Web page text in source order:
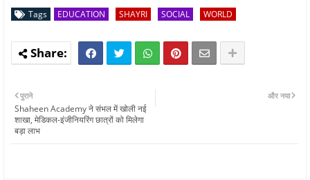
Tags EDUCATION SHAYRI SOCIAL WORLD
और नया
पुराने
Shaheen Academy ने संभल में खोली नई
शाखा, मेडिकल-इंजीनियरिंग छात्रों को मिलेगा
बड़ा लाभ